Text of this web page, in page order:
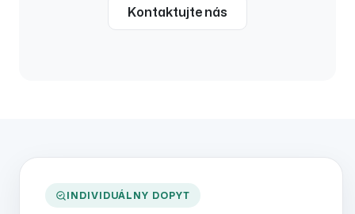
Kontaktujte nás
INDIVIDUÁLNY DOPYT